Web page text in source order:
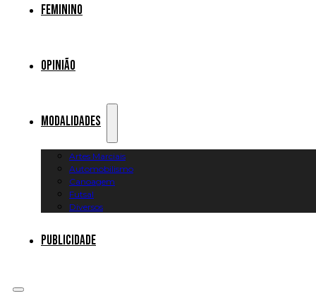
Feminino
Opinião
Modalidades
Artes Marciais
Automobilismo
Canoagem
Futsal
Diversos
Publicidade